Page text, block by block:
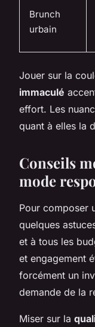
Brunch
urbain
Jouer sur la
immaculé
effort. Les
quant à elles la
Conseils
mode
Pour composer
quelques
et à tous les
et engagement
forcément un
demande de la
Miser sur la